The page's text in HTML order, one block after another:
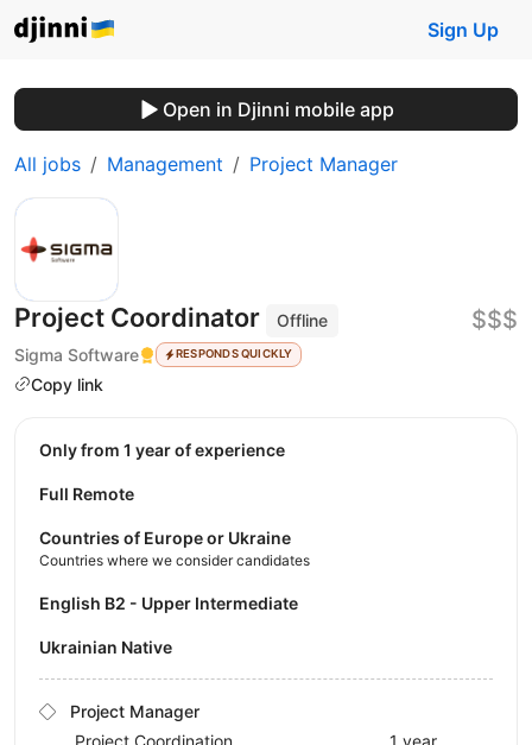
Sign Up
Open in Djinni mobile app
All jobs Management Project Manager
Project Coordinator
Offline
Sigma Software
RESPONDS QUICKLY
Copy link
$$$
Only from 1 year of experience
Full Remote
Countries of Europe or Ukraine
Countries where we consider candidates
English B2 - Upper Intermediate
Ukrainian Native
Project Manager